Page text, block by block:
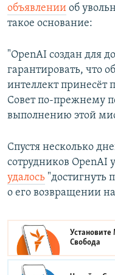
объявлении об
такое основание:
"OpenAI создан для
гарантировать, что
интеллект принесёт
Совет по-прежнему
выполнению этой
Спустя несколько
сотрудников OpenAI
удалось "достигнуть
о его возвращении
Свобода